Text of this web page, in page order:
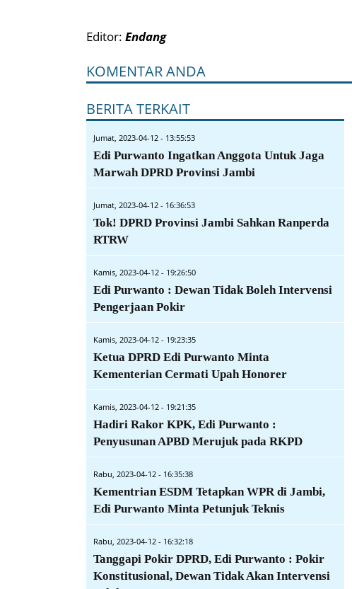
Editor: Endang
KOMENTAR ANDA
BERITA TERKAIT
Jumat, 2023-04-12 - 13:55:53
Edi Purwanto Ingatkan Anggota Untuk Jaga
Marwah DPRD Provinsi Jambi
Jumat, 2023-04-12 - 16:36:53
Tok! DPRD Provinsi Jambi Sahkan Ranperda
RTRW
Kamis, 2023-04-12 - 19:26:50
Edi Purwanto : Dewan Tidak Boleh Intervensi
Pengerjaan Pokir
Kamis, 2023-04-12 - 19:23:35
Ketua DPRD Edi Purwanto Minta
Kementerian Cermati Upah Honorer
Kamis, 2023-04-12 - 19:21:35
Hadiri Rakor KPK, Edi Purwanto :
Penyusunan APBD Merujuk pada RKPD
Rabu, 2023-04-12 - 16:35:38
Kementrian ESDM Tetapkan WPR di Jambi,
Edi Purwanto Minta Petunjuk Teknis
Rabu, 2023-04-12 - 16:32:18
Tanggapi Pokir DPRD, Edi Purwanto : Pokir
Konstitusional, Dewan Tidak Akan Intervensi